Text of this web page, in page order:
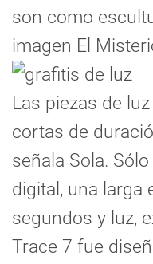
son como
imagen El
Las piezas de
cortas de
señala Sola.
digital, una larga
segundos y luz,
Trace 7 fue